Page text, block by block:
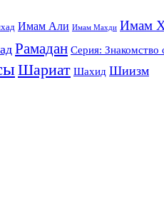
Имам Али Имам Махди Имам
Рамадан Серия: Знакомство
Шариат Шахид Шиизм